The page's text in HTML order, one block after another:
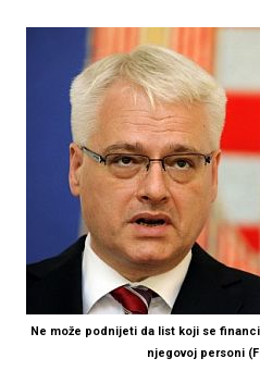
Ne može podnijeti da list koji se
njegovoj personi